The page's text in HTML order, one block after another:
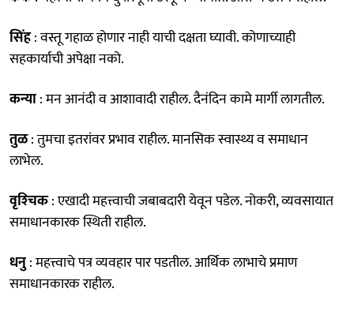
सिंह: वस्तू गहाळ होणार नाही याची दक्षता घ्यावी. कोणाच्याही
सहकार्याची अपेक्षा नको.
कन्या: मन आनंदी व आशावादी राहील. दैनंदिन कामे मार्गी लागतील.
तुळ: तुमचा इतरांवर प्रभाव राहील. मानसिक स्वास्थ्य व समाधान
लाभेल.
वृश्‍चिक: एखादी महत्त्वाची जबाबदारी येवून पडेल. नोकरी, व्यवसायात
समाधानकारक स्थिती राहील.
धनु: महत्त्वाचे पत्र व्यवहार पार पडतील. आर्थिक लाभाचे प्रमाण
समाधानकारक राहील.